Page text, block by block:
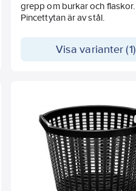
grepp om burkar och flaskor.
Pincettytan är av stål.
Visa varianter (1)